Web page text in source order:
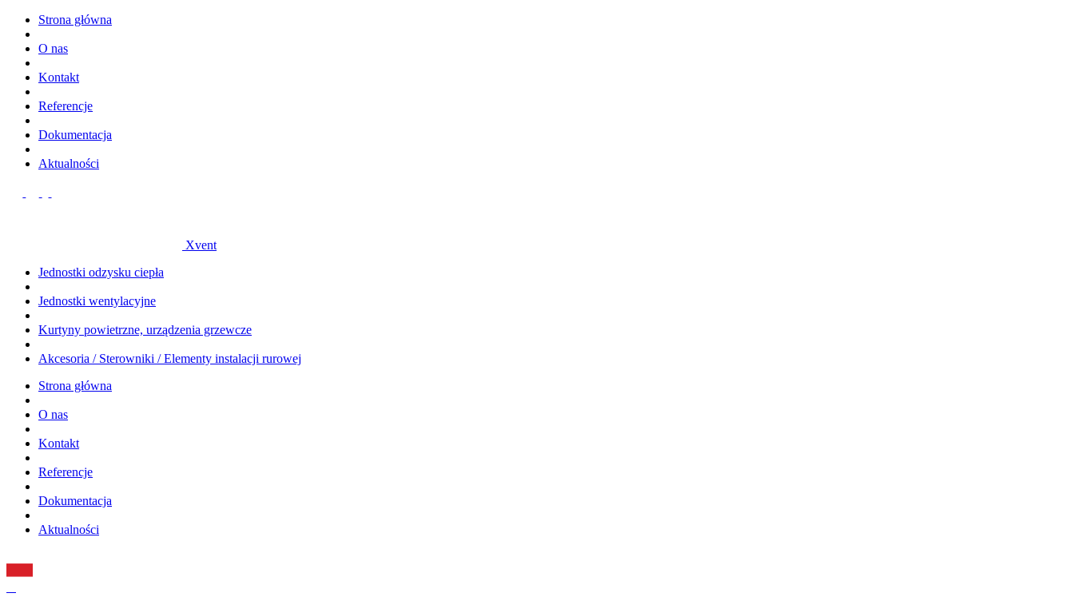
Strona główna
O nas
Kontakt
Referencje
Dokumentacja
Aktualności
Xvent
Jednostki odzysku ciepła
Jednostki wentylacyjne
Kurtyny powietrzne, urządzenia grzewcze
Akcesoria / Sterowniki / Elementy instalacji rurowej
Strona główna
O nas
Kontakt
Referencje
Dokumentacja
Aktualności